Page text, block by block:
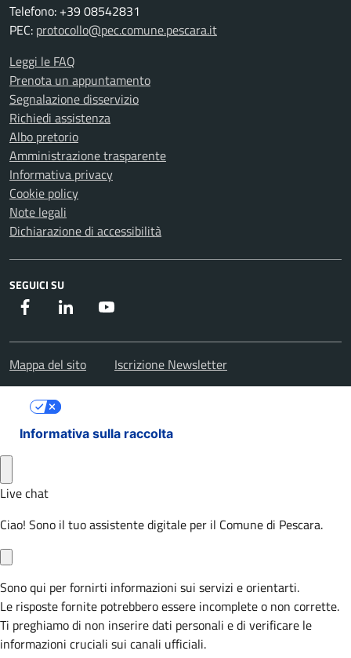
Telefono: +39 08542831
PEC: protocollo@pec.comune.pescara.it
Leggi le FAQ
Prenota un appuntamento
Segnalazione disservizio
Richiedi assistenza
Albo pretorio
Amministrazione trasparente
Informativa privacy
Cookie policy
Note legali
Dichiarazione di accessibilità
SEGUICI SU
Facebook Instagram
Mappa del sito Iscrizione Newsletter
Informativa sulla raccolta
Le tue preferenze relative alla privacy